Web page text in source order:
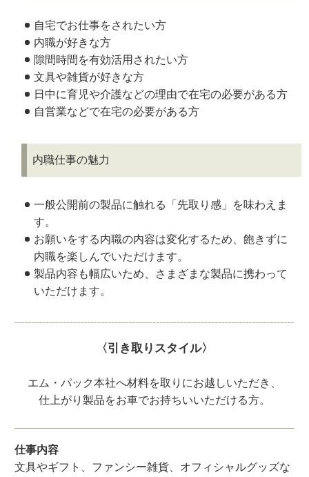
自宅でお仕事をされたい方
内職が好きな方
隙間時間を有効活用されたい方
文具や雑貨が好きな方
日中に育児や介護などの理由で在宅の必要がある方
自営業などで在宅の必要がある方
内職仕事の魅力
一般公開前の製品に触れる「先取り感」を味わえま
す。
お願いをする内職の内容は変化するため、飽きずに
内職を楽しんでいただけます。
製品内容も幅広いため、さまざまな製品に携わって
いただけます。
〈引き取りスタイル〉
エム・パック本社へ材料を取りにお越しいただき、
仕上がり製品をお車でお持ちいいただける方。
仕事内容
文具やギフト、ファンシー雑貨、オフィシャルグッズな